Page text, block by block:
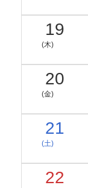
19
(木)
20
(金)
21
(土)
22